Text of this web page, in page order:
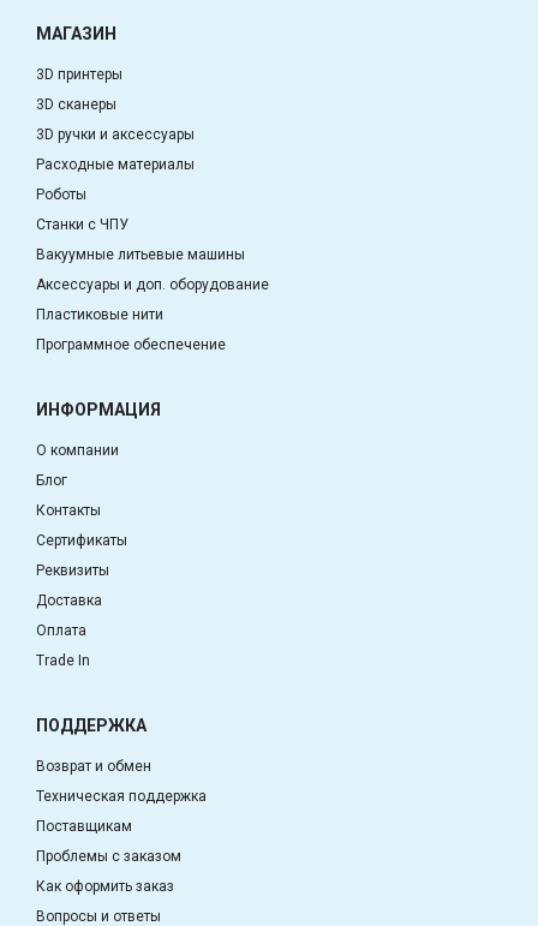
МАГАЗИН
3D принтеры
3D сканеры
3D ручки и аксессуары
Расходные материалы
Роботы
Станки с ЧПУ
Вакуумные литьевые машины
Аксессуары и доп. оборудование
Пластиковые нити
Программное обеспечение
ИНФОРМАЦИЯ
О компании
Блог
Контакты
Сертификаты
Реквизиты
Доставка
Оплата
Trade In
ПОДДЕРЖКА
Возврат и обмен
Техническая поддержка
Поставщикам
Проблемы с заказом
Как оформить заказ
Вопросы и ответы